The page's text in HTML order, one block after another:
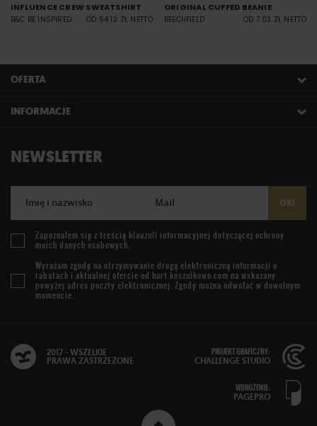
INFLUENCE CREW SWEATSHIRT
B&C BE INSPIRED OD 54.12 ZŁ NETTO
ORIGINAL CUFFED BEANIE
BEECHFIELD OD 7.03 ZŁ NETTO
OFERTA
INFORMACJE
NEWSLETTER
Imię i nazwisko Mail OK!
Zapoznałem się z treścią klauzuli informacyjnej dotyczącej ochrony
moich danych osobowych.
Wyrażam zgodę na otrzymywanie drogą elektroniczną informacji o
rabatach i aktualnej ofercie od hurt.koszulkowo.com na wskazany
powyżej adres poczty elektronicznej. Zgodę można odwołać w dowolnym
momencie.
2017 - WSZELKIE
PRAWA ZASTRZEŻONE
PROJEKT GRAFICZNY:
CHALLENGE STUDIO
WDROŻENIE:
PAGEPRO